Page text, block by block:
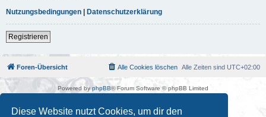
Diese Website nutzt Cookies, um dir den
Nutzungsbedingungen | Datenschutzerklärung
Registrieren
Foren-Übersicht Alle Zeiten sind UTC+02:00
Alle Cookies löschen
Powered by phpBB® Forum Software © phpBB Limited
Kulturkosmos Müritz e.V|Fusion Festival|Mastodon